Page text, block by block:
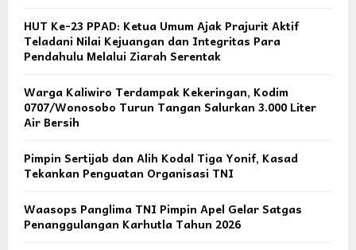
HUT Ke-23 PPAD: Ketua Umum Ajak Prajurit Aktif
Teladani Nilai Kejuangan dan Integritas Para
Pendahulu Melalui Ziarah Serentak
Warga Kaliwiro Terdampak Kekeringan, Kodim
0707/Wonosobo Turun Tangan Salurkan 3.000 Liter
Air Bersih
Pimpin Sertijab dan Alih Kodal Tiga Yonif, Kasad
Tekankan Penguatan Organisasi TNI
Waasops Panglima TNI Pimpin Apel Gelar Satgas
Penanggulangan Karhutla Tahun 2026